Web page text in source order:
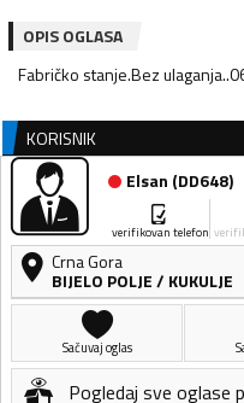
OPIS OGLASA
Fabričko stanje.Bez
KORISNIK
Elsan (DD648)
verifikovan telefon
Crna Gora
BIJELO POLJE/ KUKULJE
Sačuvaj oglas
Pogledaj sve oglase